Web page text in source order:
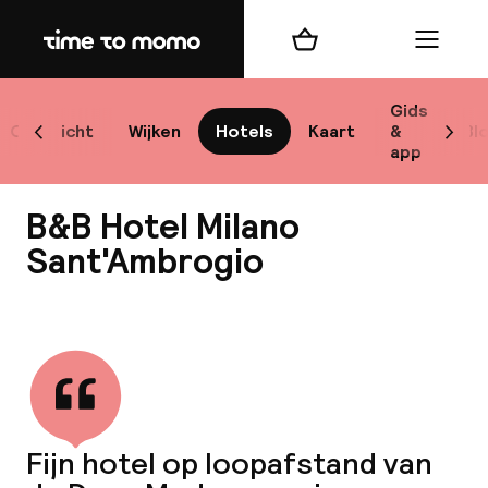
Home
Overzicht Wijken Hotels Kaart
Gids
&
app
Scroll naar links
Winkelmand Menu
B&B Hotel Milano
Sant'Ambrogio
Fijn hotel op loopafstand van